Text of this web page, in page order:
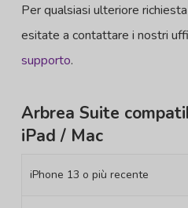
Per qualsiasi ulteriore
esitate a contattare i nostri
supporto.
Arbrea Suite
iPad / Mac
iPhone 13 o più recente